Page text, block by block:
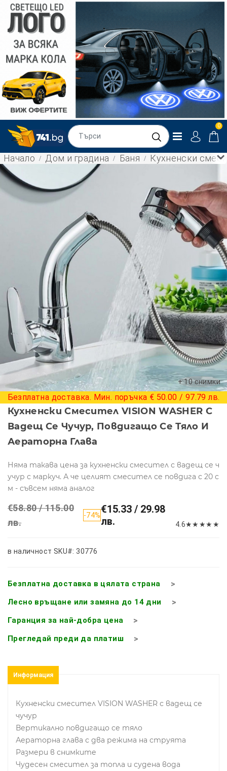
0
Начало Дом и градина Баня Кухненски
+ 10 снимки
Безплатна доставка. Мин. поръчка € 50.00 / 97.79 лв.
Кухненски Смесител VISION WASHER С
Вадещ Се Чучур, Повдигащо Се Тяло И
Аераторна Глава
Няма такава цена за кухненски смесител с вадещ се ч
учур с маркуч. А че целият смесител се повдига с 20 с
м - съвсем няма аналог
€58.80 / 115.00
лв.
-74%€15.33 / 29.98
лв.
4.6★★ ★★ ★
в наличност SKU#: 30776
Безплатна доставка в цялата страна
Лесно връщане или замяна до 14 дни
Гаранция за най-добра цена
Прегледай преди да платиш
Информация
Кухненски смесител VISION WASHER с вадещ се
чучур
Вертикално повдигащо се тяло
Аераторна глава с два режима на струята
Размери в снимките
Чудесен смесител за топла и судена вода